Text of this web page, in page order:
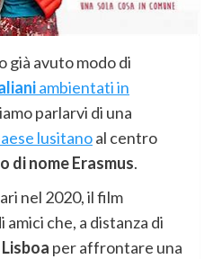
già avuto modo di
ambientati in
parlarvi di una
lusitanoal centro
di nome Erasmus.
nel 2020, il film
che, a distanza di
Lisboa per affrontare una